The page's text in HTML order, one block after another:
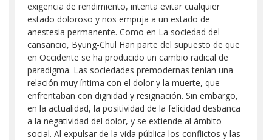
exigencia de rendimiento, intenta evitar cualquier
estado doloroso y nos empuja a un estado de
anestesia permanente. Como en La sociedad del
cansancio, Byung-Chul Han parte del supuesto de que
en Occidente se ha producido un cambio radical de
paradigma. Las sociedades premodernas tenían una
relación muy íntima con el dolor y la muerte, que
enfrentaban con dignidad y resignación. Sin embargo,
en la actualidad, la positividad de la felicidad desbanca
a la negatividad del dolor, y se extiende al ámbito
social. Al expulsar de la vida pública los conflictos y las